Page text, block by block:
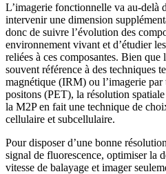
L’imagerie fonctionnelle va au-delà
intervenir une dimension
donc de suivre l’évolution des
environnement vivant et d’étudier
reliées à ces composantes. Bien
souvent référence à des techniques
magnétique (IRM) ou l’imagerie
positons (PET), la résolution
la M2P en fait une technique de
cellulaire et subcellulaire.
Pour disposer d’une bonne
signal de fluorescence, optimiser la
vitesse de balayage et imager